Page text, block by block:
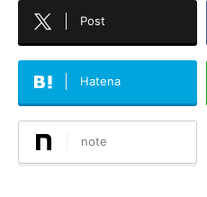
Post
Hatena
note